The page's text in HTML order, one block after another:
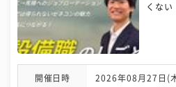
くない
開催日時 2026年08月27日(